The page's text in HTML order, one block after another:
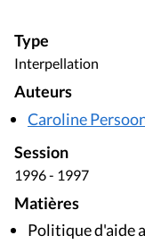
Type
Interpellation
Auteurs
Caroline
Session
1996 - 1997
Matières
Politique d'aide